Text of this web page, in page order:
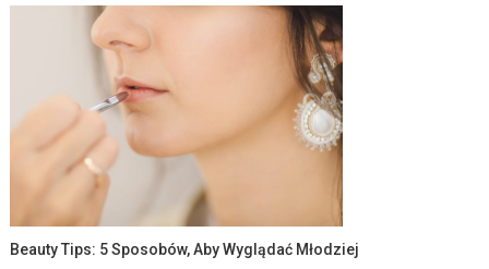
Beauty Tips: 5 Sposobów, Aby Wyglądać Młodziej